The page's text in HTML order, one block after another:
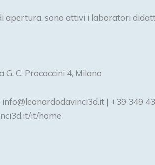
apertura, sono attivi i laboratori
C. Procaccini 4, Milano
| +39 349
it/home